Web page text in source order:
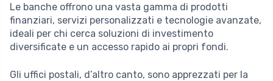
Le banche offrono una vasta gamma di prodotti
finanziari, servizi personalizzati e tecnologie avanzate,
ideali per chi cerca soluzioni di investimento
diversificate e un accesso rapido ai propri fondi.
Gli uffici postali, d’altro canto, sono apprezzati per la